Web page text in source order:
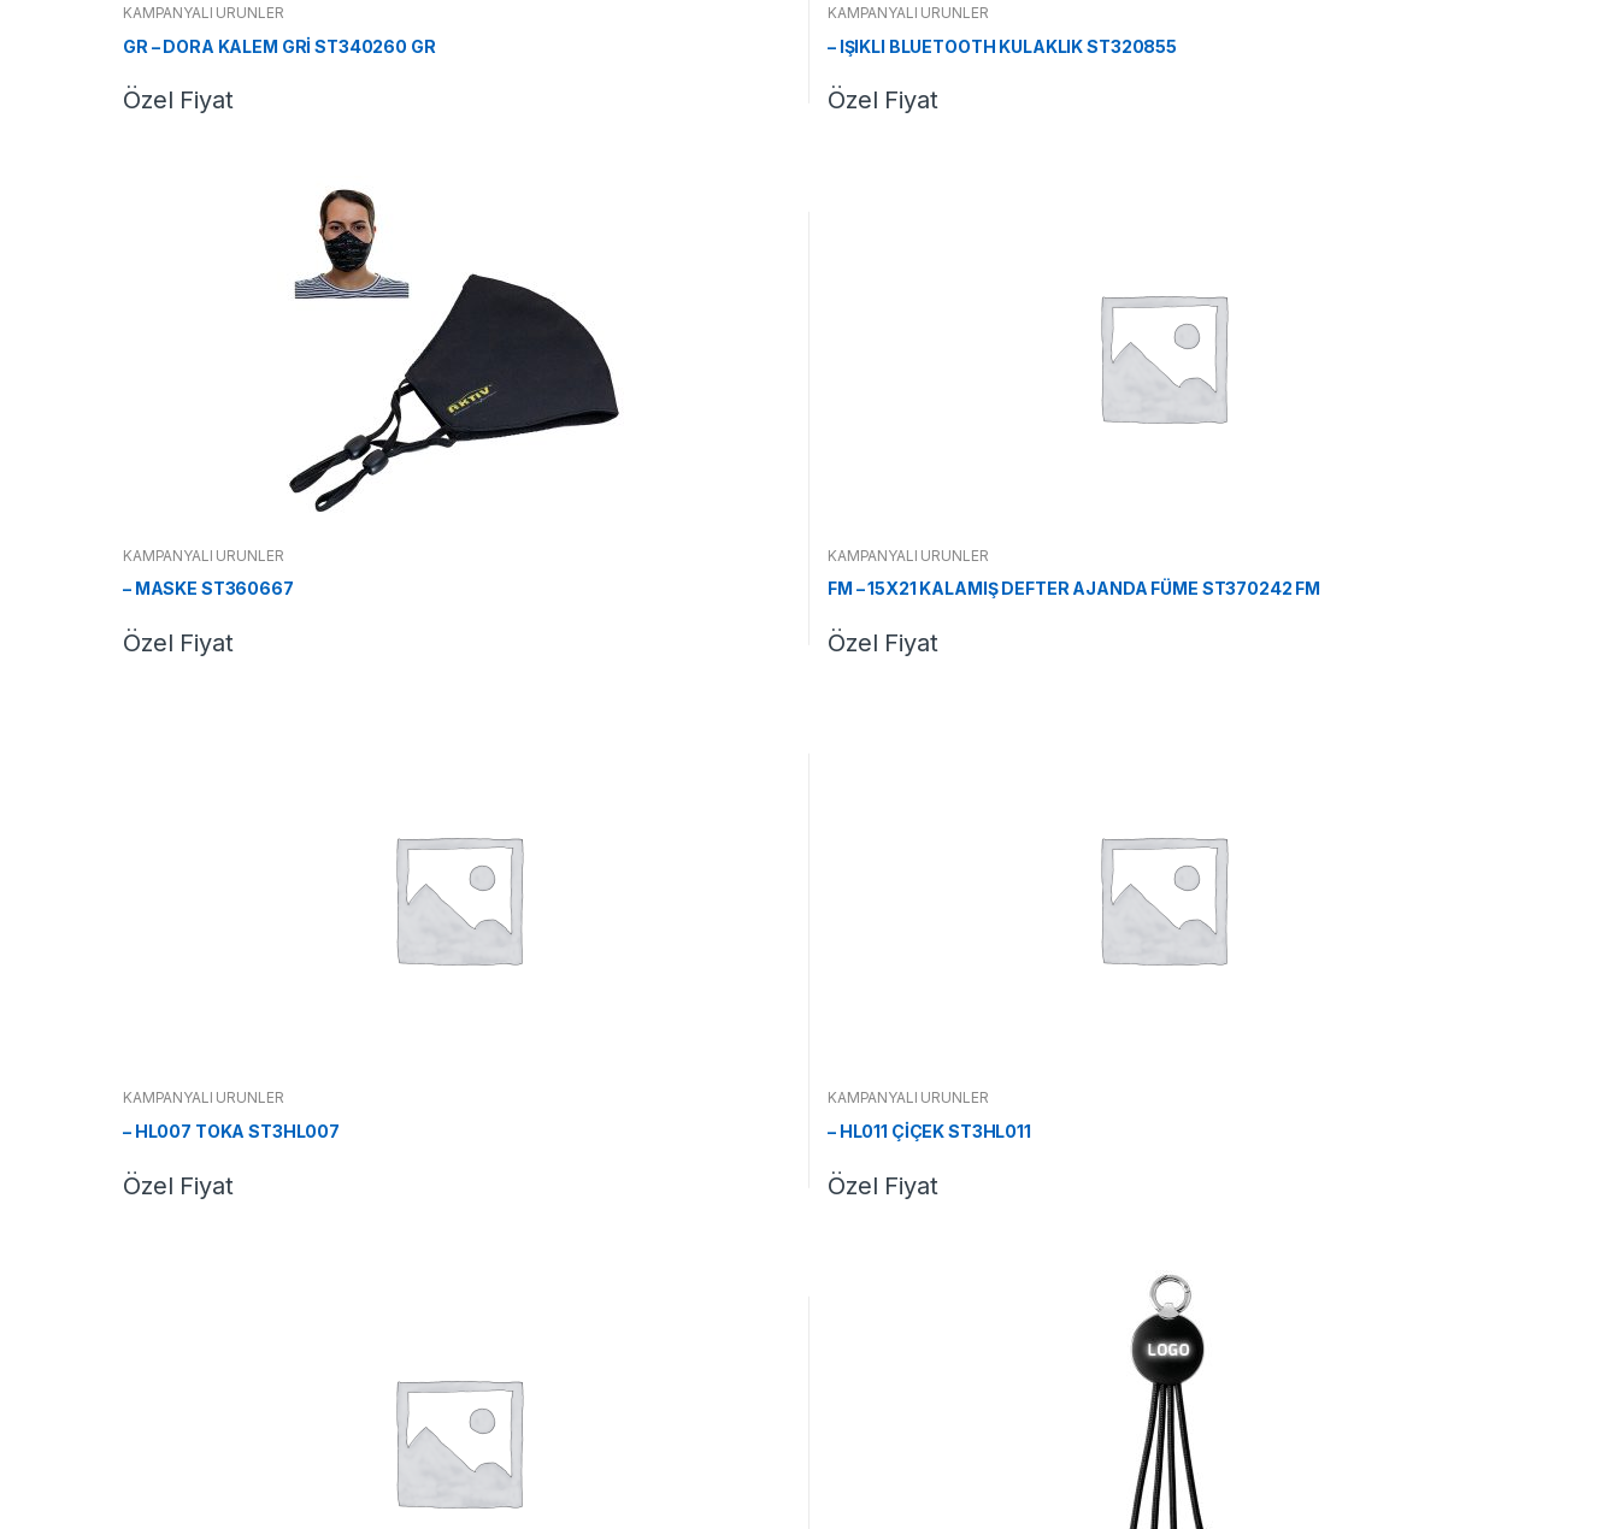
KAMPANYALI ÜRÜNLER
GR – DORA KALEM GRİ ST340260 GR
Özel Fiyat
KAMPANYALI ÜRÜNLER
– IŞIKLI BLUETOOTH KULAKLIK ST320855
Özel Fiyat
KAMPANYALI ÜRÜNLER
– MASKE ST360667
Özel Fiyat
KAMPANYALI ÜRÜNLER
FM – 15X21 KALAMIŞ DEFTER AJANDA FÜME ST370242 FM
Özel Fiyat
KAMPANYALI ÜRÜNLER
– HL007 TOKA ST3HL007
Özel Fiyat
KAMPANYALI ÜRÜNLER
– HL011 ÇİÇEK ST3HL011
Özel Fiyat